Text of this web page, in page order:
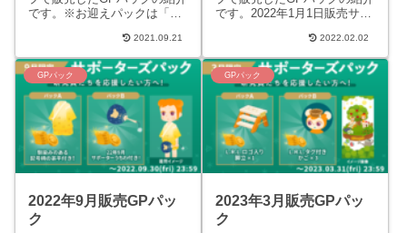
です。※お迎えパックは「お
ーツは含まれません。また、
リヴリーリストのように誕...
2021.09.21
です。2022年1月1日販売サポ
ションアイテムリヴリー快適
スーツ・SOFT...
2022.02.02
GPパック
2022年9月販売GPパッ
ク
GPパック
2023年3月販売GPパッ
ク